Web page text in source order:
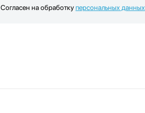
Согласен на обработкуперсональных данных